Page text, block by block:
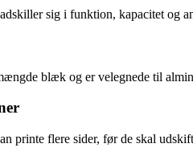
sig i funktion, kapacitet og
blæk og er velegnede til
printe flere sider, før de skal